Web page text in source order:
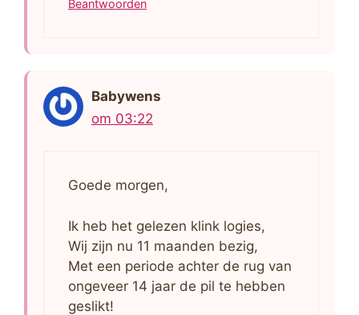
Beantwoorden
Babywens
om 03:22
Goede morgen,
Ik heb het gelezen klink logies,
Wij zijn nu 11 maanden bezig,
Met een periode achter de rug van
ongeveer 14 jaar de pil te hebben
geslikt!